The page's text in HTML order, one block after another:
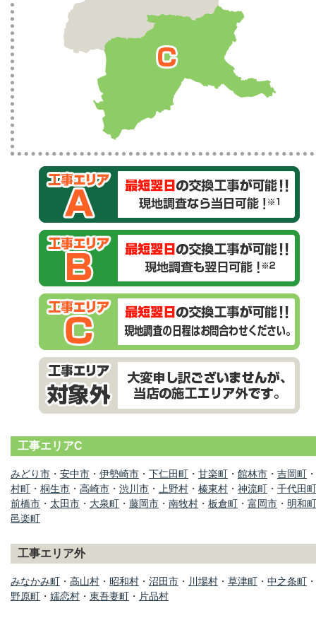
工事エリアC
みどり市 ・ 安中市 ・ 伊勢崎市 ・ 下仁田町 ・ 甘楽町 ・ 館林市 ・ 吉岡町 ・
村町 ・ 桐生市 ・ 高崎市 ・ 渋川市 ・ 上野村 ・ 榛東村 ・ 神流町 ・ 千代田町
前橋市 ・ 太田市 ・ 大泉町 ・ 藤岡市 ・ 南牧村 ・ 板倉町 ・ 富岡市 ・ 明和町
邑楽町
工事エリア外
みなかみ町 ・ 高山村 ・ 昭和村 ・ 沼田市 ・ 川場村 ・ 草津町 ・ 中之条町 ・
野原町 ・ 嬬恋村 ・ 東吾妻町 ・ 片品村